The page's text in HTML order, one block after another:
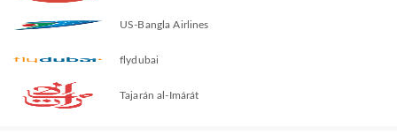
US-Bangla Airlines
flydubai
Tajarán al-Imárát